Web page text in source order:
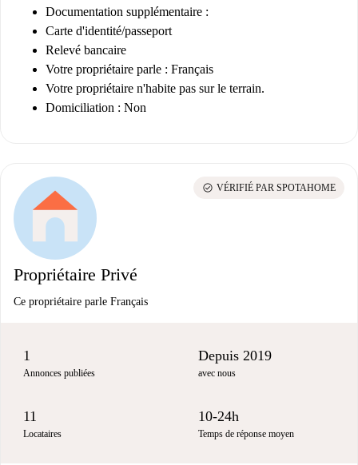
Documentation supplémentaire :
Carte d'identité/passeport
Relevé bancaire
Votre propriétaire parle : Français
Votre propriétaire n'habite pas sur le terrain.
Domiciliation : Non
Propriétaire Privé
Ce propriétaire parle Français
check_circle VÉRIFIÉ PAR SPOTAHOME
1
Annonces publiées
Depuis 2019
avec nous
11
Locataires
10-24h
Temps de réponse moyen